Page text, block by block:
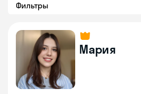
Фильтры
Мария